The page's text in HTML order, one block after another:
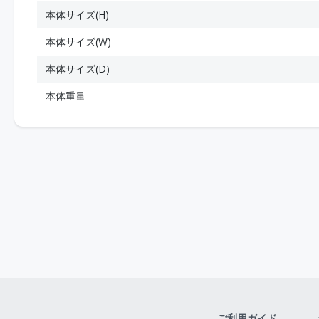
本体サイズ(H)
本体サイズ(W)
本体サイズ(D)
本体重量